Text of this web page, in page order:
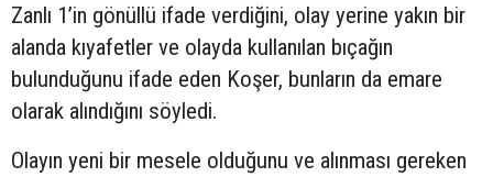
Zanlı 1’in gönüllü ifade verdiğini, olay yerine yakın bir
alanda kıyafetler ve olayda kullanılan bıçağın
bulunduğunu ifade eden Koşer, bunların da emare
olarak alındığını söyledi.
Olayın yeni bir mesele olduğunu ve alınması gereken